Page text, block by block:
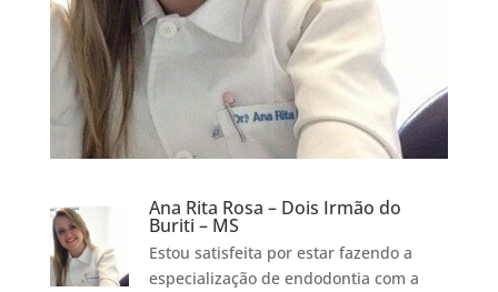
Ana Rita Rosa – Dois Irmão do
Buriti – MS
Estou satisfeita por estar fazendo a
especialização de endodontia com a